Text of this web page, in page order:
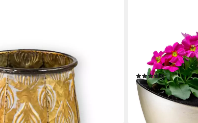
langlebig, dekorativ, handbemalt
bei dir
MATCHES21 HOME &
Blumentopf Hohe
x 14 cm
Tischdeko
(10)
ab 9,99 €
lieferbar - in 2-3